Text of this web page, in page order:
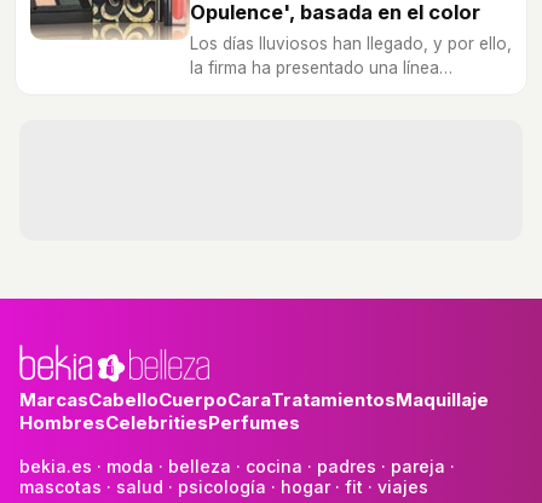
Opulence', basada en el color
Los días lluviosos han llegado, y por ello,
la firma ha presentado una línea
MarcasCabelloCuerpoCaraTratamientosMaquillaje
HombresCelebritiesPerfumes
bekia.es · moda · belleza · cocina · padres · pareja ·
mascotas · salud · psicología · hogar· fit · viajes